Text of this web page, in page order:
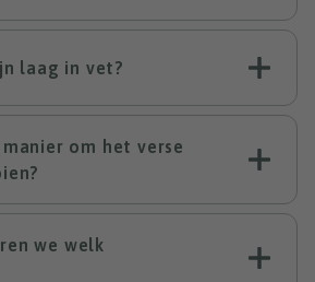
laag in vet?
om het verse
we welk